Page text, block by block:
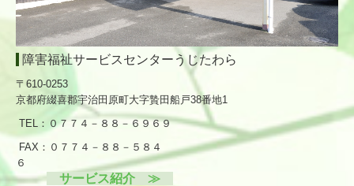
採用情報
募集要項（正社員）
家族会ブログ
お問合せ
障害福祉サービスセンターうじたわら
〒610-0253
京都府綴喜郡宇治田原町大字贄田船戸38番地1
TEL：０７７４－８８－６９６９
FAX：０７７４－８８－５８４
６
サービス紹介 ≫